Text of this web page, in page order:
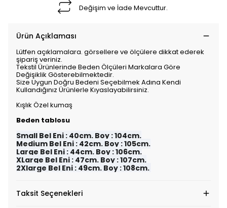
Değişim ve İade Mevcuttur.
Ürün Açıklaması
Lütfen açıklamalara. görsellere ve ölçülere dikkat ederek
şipariş veriniz.
Tekstil Ürünlerinde Beden Ölçüleri Markalara Göre
Değişiklik Gösterebilmektedir.
Size Uygun Doğru Bedeni Seçebilmek Adına Kendi
Kullandığınız Ürünlerle Kıyaslayabilirsiniz.
Kışlık Özel kumaş
Beden tablosu
Small Bel Eni : 40cm. Boy : 104cm.
Medium Bel Eni : 42cm. Boy : 105cm.
Large Bel Eni : 44cm. Boy : 106cm.
XLarge Bel Eni : 47cm. Boy : 107cm.
2Xlarge Bel Eni : 49cm. Boy : 108cm.
Taksit Seçenekleri